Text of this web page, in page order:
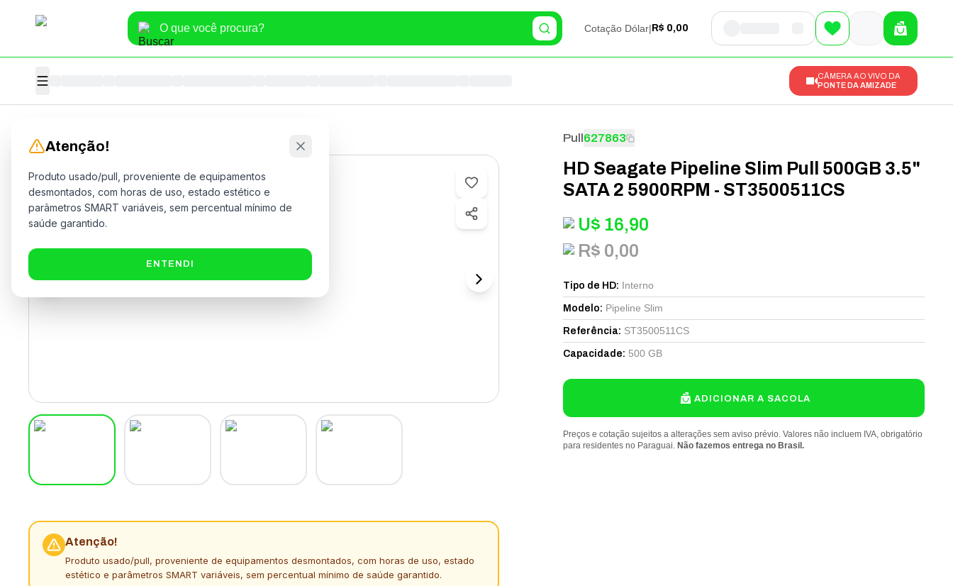
Cotação Dólar| R$ 0,00
CÂMERA AO VIVO DA
PONTE DA AMIZADE
Atenção!
Produto usado/pull, proveniente de equipamentos desmontados, com horas de uso, estado
estético e parâmetros SMART variáveis, sem percentual mínimo de saúde garantido.
Pull627863
HD Seagate Pipeline Slim Pull 500GB 3.5"
SATA 2 5900RPM - ST3500511CS
U$ 16,90
R$ 0,00
Tipo de HD: Interno
Modelo: Pipeline Slim
Referência: ST3500511CS
Capacidade: 500 GB
ADICIONAR A SACOLA
Preços e cotação sujeitos a alterações sem aviso prévio. Valores não incluem IVA, obrigatório
para residentes no Paraguai. Não fazemos entrega no Brasil.
Atenção!
Produto usado/pull, proveniente de equipamentos
desmontados, com horas de uso, estado estético e
parâmetros SMART variáveis, sem percentual mínimo de
saúde garantido.
ENTENDI